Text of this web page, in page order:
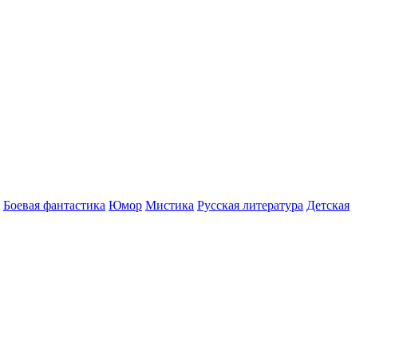
Боевая фантастика Юмор Мистика Русская литература Детская